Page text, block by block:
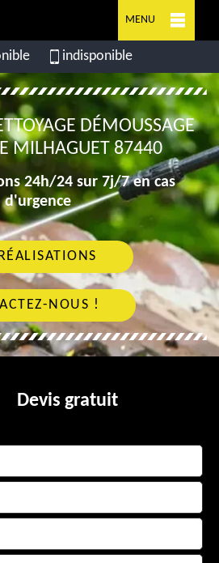
MENU
indisponible
DÉMOUSSAGE
MILHAGUET 87440
24h/24 sur 7j/7 en cas
d'urgence
NOUS !
Devis gratuit